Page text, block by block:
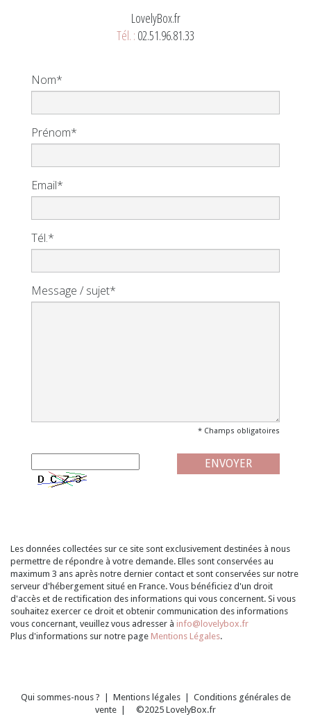
LovelyBox.fr
Tél. : 02.51.96.81.33
Nom*
Prénom*
Email*
Tél.*
Message / sujet*
* Champs obligatoires
Les données collectées sur ce site sont exclusivement destinées à nous
permettre de répondre à votre demande. Elles sont conservées au
maximum 3 ans après notre dernier contact et sont conservées sur notre
serveur d'hébergement situé en France. Vous bénéficiez d'un droit
d'accès et de rectification des informations qui vous concernent. Si vous
souhaitez exercer ce droit et obtenir communication des informations
vous concernant, veuillez vous adresser à info@lovelybox.fr
Plus d'informations sur notre page Mentions Légales.
Qui sommes-nous ? Mentions légales| Conditions générales de
vente | ©2025 LovelyBox.fr